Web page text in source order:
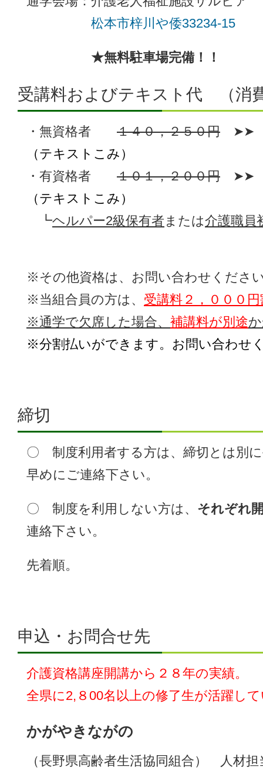
松本市梓川や倭33234-15
★無料駐車場完備！！
受講料およびテキスト代 （消
・無資格者 １４０，２５０円
（テキストこみ）
・有資格者 １０１，２００円
（テキストこみ）
┗ヘルパー2級保有者 または介護職員
※その他資格は、お問い合わせくださ
※当組合員の方は、 受講料２，０００
※通学で欠席した場合、 補講料が別途
※分割払いができます。お問い合わせ
締切
〇 制度利用者する方は、締切とは別
早めにご連絡下さい。
〇 制度を利用しない方は、 それぞれ
連絡下さい。
先着順。
申込・お問合せ先
介護資格講座開講から２８年の実績。
全県に2,８00名以上の修了生が活躍し
かがやきながの
（長野県高齢者生活協同組合） 人材担